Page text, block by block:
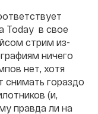
Today в свое
стрим из-
ничего
нет, хотя
гораздо
(и,
правда ли на